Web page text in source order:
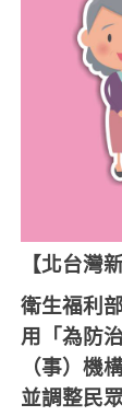
【北台灣
衛生福利
用「為防
（事）機
並調整民